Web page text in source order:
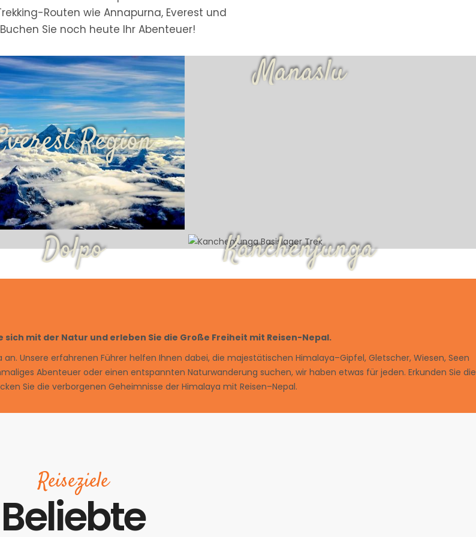
Routen wie Annapurna, Everest und
Sie noch heute Ihr Abenteuer!
Region
Manaslu
Dolpo Kanchenjunga
sich mit der Natur und erleben Sie die Große Freiheit mit Reisen-Nepal.
an. Unsere erfahrenen Führer helfen Ihnen dabei, die majestätischen Himalaya–Gipfel, Gletscher, Wiesen, Seen
maliges Abenteuerodereinen entspannten Naturwanderung suchen,wirhaben etwas fürjeden. Erkunden Sie die
en Sie die verborgenen Geheimnisse derHimalaya mit Reisen–Nepal.
Reiseziele
Beliebte